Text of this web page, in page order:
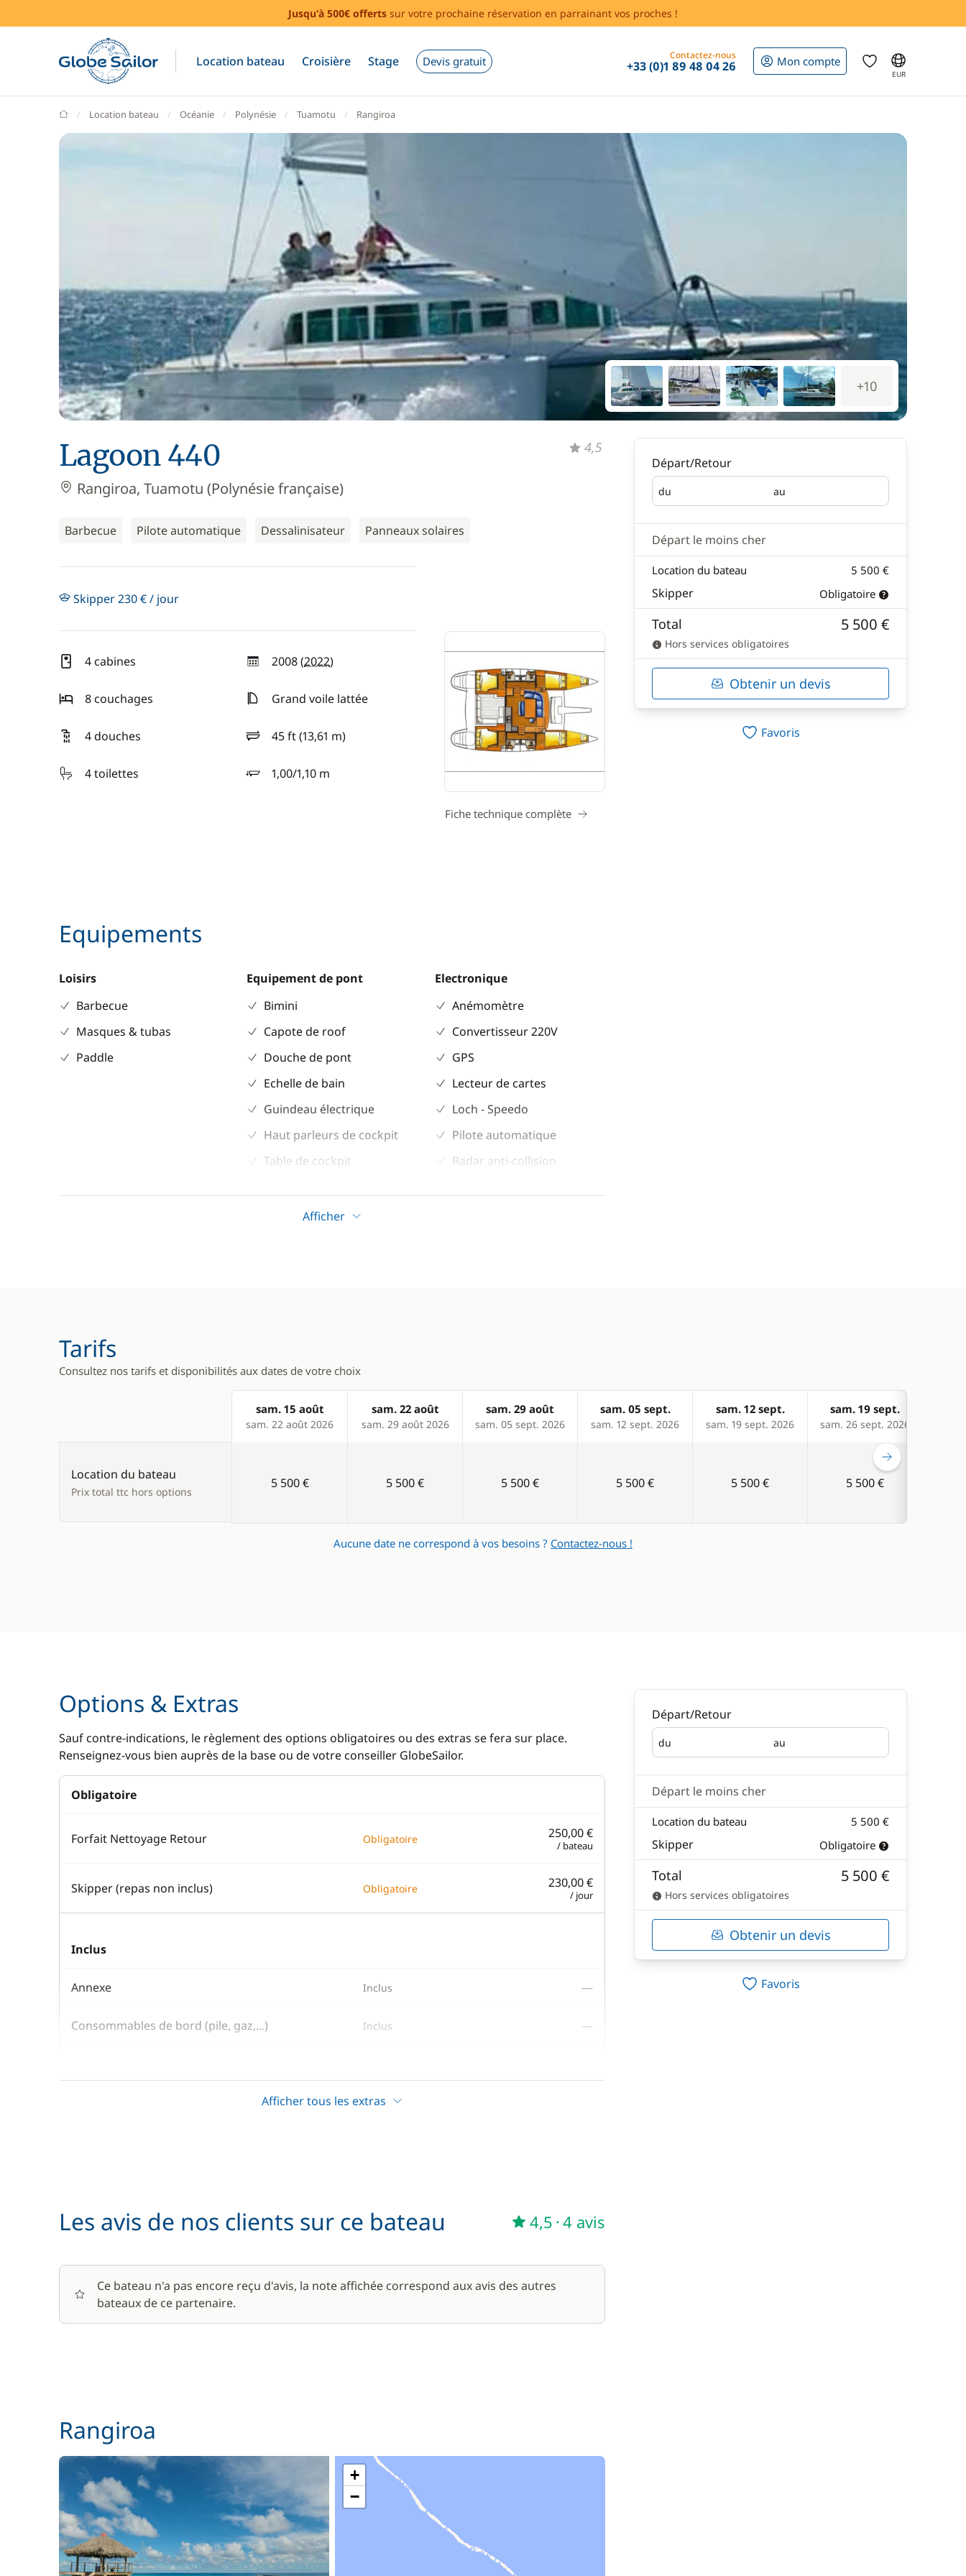
Jusqu'à 500€ offerts sur votre prochaine réservation en parrainant vos proches !
Location bateau Croisière Stage Devis gratuit Contactez-nous
+33 (0)1 89 48 04 26 Mon compte
EUR
GlobeSailor
Location bateau Océanie Polynésie Tuamotu Rangiroa
+10
Lagoon 440
Rangiroa, Tuamotu (Polynésie française)
Barbecue Pilote automatique Dessalinisateur Panneaux solaires
4,5
Skipper 230 € / jour
4 cabines 2008 (2022)
année
8 couchages
Grand voile lattée
4 douches 45 ft (13,61 m)
longueur
4 toilettes
1,00/1,10 m
tirant d'eau
Fiche technique complète
Equipements
Loisirs
Barbecue
Masques & tubas
Paddle
Equipement de pont
Bimini
Capote de roof
Douche de pont
Echelle de bain
Guindeau électrique
Haut parleurs de cockpit
Table de cockpit
Winch électrique
Electronique
Anémomètre
Convertisseur 220V
GPS
Lecteur de cartes
Loch - Speedo
Pilote automatique
Radar anti-collision
Afficher
Départ/Retour
du
Départ au
Retour
Départ le moins cher
Location du bateau 5 500 €
Skipper Obligatoire
Total 5 500 €
Hors services obligatoires
Obtenir un devis
Favoris
Tarifs
Consultez nos tarifs et disponibilités aux dates de votre choix
Products
sam. 15 août
sam. 22 août 2026
sam. 22 août
sam. 29 août 2026
sam. 29 août
sam. 05 sept. 2026
sam. 05 sept.
sam. 12 sept. 2026
sam. 12 sept.
sam. 19 sept. 2026
sam. 19 sept.
sam. 26 sept. 2026
Location du bateau
Prix total ttc hors options
5 500 € 5 500 € 5 500 € 5 500 € 5 500 € 5 500 €
Aucune date ne correspond à vos besoins ? Contactez-nous !
Options & Extras
Sauf contre-indications, le règlement des options obligatoires ou des extras se fera sur place.
Renseignez-vous bien auprès de la base ou de votre conseiller GlobeSailor.
Obligatoire
Forfait Nettoyage Retour Obligatoire 250,00 €
/ bateau
Skipper (repas non inclus) Obligatoire 230,00 €
/ jour
Inclus
Annexe Inclus —
Consommables de bord (pile, gaz,...) Inclus —
Inclus
Paddle
Afficher tous les extras
Les avis de nos clients sur ce bateau 4,5 ·4 avis
Ce bateau n'a pas encore reçu d'avis, la note affichée correspond aux avis des autres
bateaux de ce partenaire.
Rangiroa
+
−
Départ/Retour
du
Départ au
Retour
Départ le moins cher
Location du bateau 5 500 €
Skipper Obligatoire
Total 5 500 €
Hors services obligatoires
Obtenir un devis
Favoris